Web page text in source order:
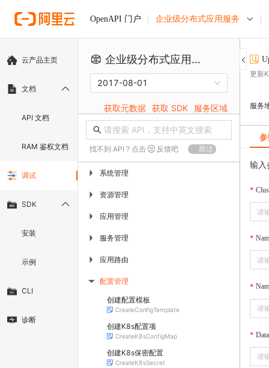
OpenAPI 门户 企业级分布式应用服务
云产品主页
文档
API 文档
RAM 鉴权文档
调试
SDK
安装
示例
CLI
诊断
企业级分布式应用服务
2017-08-01
获取元数据 获取 SDK 服务区域
找不到 API ? 点击 反馈吧 简洁
▶ 系统管理
▶ 资源管理
▶ 应用管理
▶ 服务管理
▶ 应用路由
▶ 配置管理
创建配置模板
CreateConfigTemplate
创建K8s配置项
CreateK8sConfigMap
创建K8s保密配置
CreateK8sSecret
更新
服务
输入
Data